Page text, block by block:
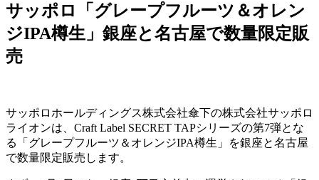
サッポロ「グレープフルーツ＆オレン
ジIPA樽生」銀座と名古屋で数量限定販
売
サッポロホールディングス株式会社傘下の株式会社サッポロ
ライオンは、Craft Label SECRET TAPシリーズの第7弾とな
る「グレープフルーツ＆オレンジIPA樽生」を銀座と名古屋
で数量限定販売します。